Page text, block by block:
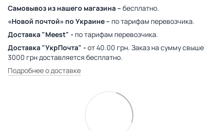
Самовывоз из нашего магазина – бесплатно.
«Новой почтой» по Украине – по тарифам перевозчика.
Доставка "Meest" - по тарифам перевозчика.
Доставка "УкрПочта" - от 40.00 грн. Заказ на сумму свыше
3000 грн доставляется бесплатно.
Подробнее о доставке